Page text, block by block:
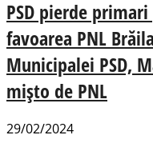
PSD pierde
favoarea PNL
Municipalei PSD,
mișto de PNL
29/02/2024